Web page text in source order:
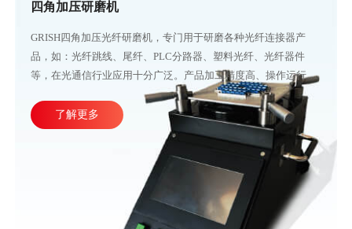
四角加压研磨机
GRISH四角加压光纤研磨机，专门用于研磨各种光纤连接器产
品，如：光纤跳线、尾纤、PLC分路器、塑料光纤、光纤器件
等，在光通信行业应用十分广泛。产品加工精度高、操作运行稳
定，直观的大屏幕设计可使参数调整更加方便快捷。目前比较成
熟的产线加工方式主要由四台或五台光纤研磨机，再配合各种规
格的PC、APC、UPC等研磨夹具组成。
了解更多